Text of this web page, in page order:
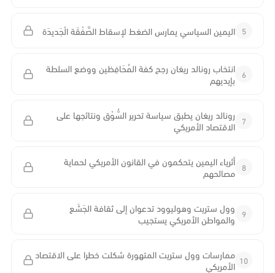
5 اليمين السياسي يمارس الضغط لإسقاط الصَّفْقَة الْجَديدَة
6 انتخاب رونالد ريغان رجح كفة المُحَافِظين ووضع السلطة
بإيديهم
7
رونالد ريغان يطبق سياسة تحرير السُّوْق ونتائجها على
الاقتصاد الأمريكي
8 أثرياء اليمين يتحكمون في القانون الأمريكي لحماية
مصالحهم
9
وول ستريت وهوليوود تدعوان إلى ثقافة الجَشَع
والمواطن الأمريكي يستجيب
10 ممارسات وول ستريت المتهورة شكلت خطرا على الاقتصاد
الأمريكي